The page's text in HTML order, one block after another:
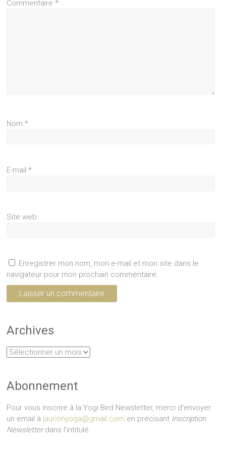
Commentaire*
Nom*
E-mail*
Site web
Enregistrer mon nom, mon e-mail et mon site dans le
navigateur pour mon prochain commentaire.
Archives
Archives
Abonnement
Pour vous inscrire à la Yogi Bird Newsletter, merci d'envoyer
un email à laurionyoga@gmail.com en précisant Inscription
Newsletterdans l'intitulé.